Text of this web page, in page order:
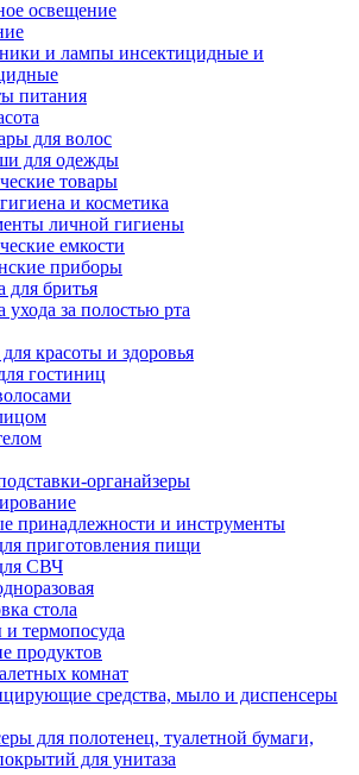
освещение
и лампы инсектицидные и
питания
для волос
для одежды
товары
и косметика
личной гигиены
емкости
приборы
для бритья
ухода за полостью рта
красоты и здоровья
гостиниц
органайзеры
принадлежности и инструменты
приготовления пищи
СВЧ
стола
термопосуда
продуктов
комнат
средства, мыло и диспенсеры
для полотенец, туалетной бумаги,
для унитаза